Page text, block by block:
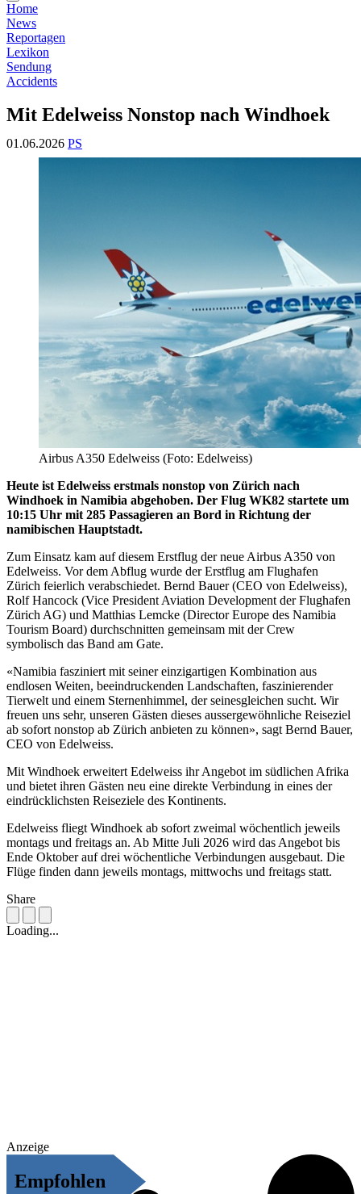
Home
News
Reportagen
Lexikon
Sendung
Accidents
Mit Edelweiss Nonstop nach Windhoek
01.06.2026 PS
Airbus A350 Edelweiss (Foto: Edelweiss)
Heute ist Edelweiss erstmals nonstop von Zürich nach
Windhoek in Namibia abgehoben. Der Flug WK82 startete um
10:15 Uhr mit 285 Passagieren an Bord in Richtung der
namibischen Hauptstadt.
Zum Einsatz kam auf diesem Erstflug der neue Airbus A350 von
Edelweiss. Vor dem Abflug wurde der Erstflug am Flughafen
Zürich feierlich verabschiedet. Bernd Bauer (CEO von Edelweiss),
Rolf Hancock (Vice President Aviation Development der Flughafen
Zürich AG) und Matthias Lemcke (Director Europe des Namibia
Tourism Board) durchschnitten gemeinsam mit der Crew
symbolisch das Band am Gate.
«Namibia fasziniert mit seiner einzigartigen Kombination aus
endlosen Weiten, beeindruckenden Landschaften, faszinierender
Tierwelt und einem Sternenhimmel, der seinesgleichen sucht. Wir
freuen uns sehr, unseren Gästen dieses aussergewöhnliche Reiseziel
ab sofort nonstop ab Zürich anbieten zu können», sagt Bernd Bauer,
CEO von Edelweiss.
Mit Windhoek erweitert Edelweiss ihr Angebot im südlichen Afrika
und bietet ihren Gästen neu eine direkte Verbindung in eines der
eindrücklichsten Reiseziele des Kontinents.
Edelweiss fliegt Windhoek ab sofort zweimal wöchentlich jeweils
montags und freitags an. Ab Mitte Juli 2026 wird das Angebot bis
Ende Oktober auf drei wöchentliche Verbindungen ausgebaut. Die
Flüge finden dann jeweils montags, mittwochs und freitags statt.
Share
Loading...
Anzeige
Empfohlen